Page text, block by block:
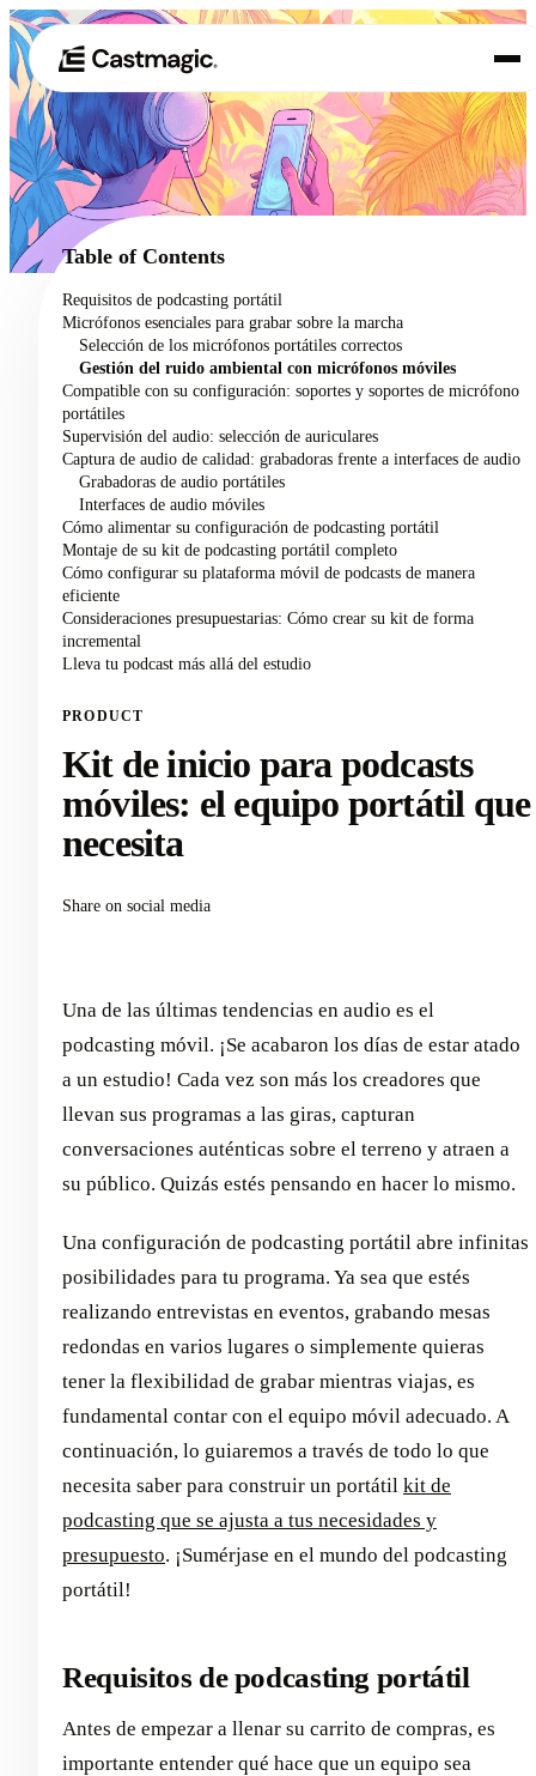
01 Producto
02 Casos de uso
Precios
Acerca de nosotros
Table of Contents
Requisitos de podcasting portátil
Micrófonos esenciales para grabar sobre la marcha
Selección de los micrófonos portátiles correctos
Gestión del ruido ambiental con micrófonos móviles
Compatible con su configuración: soportes y soportes de micrófono
portátiles
Supervisión del audio: selección de auriculares
Captura de audio de calidad: grabadoras frente a interfaces de audio
Grabadoras de audio portátiles
Interfaces de audio móviles
Cómo alimentar su configuración de podcasting portátil
Montaje de su kit de podcasting portátil completo
Cómo configurar su plataforma móvil de podcasts de manera
eficiente
Consideraciones presupuestarias: Cómo crear su kit de forma
incremental
Lleva tu podcast más allá del estudio
PRODUCT
Kit de inicio para podcasts
móviles: el equipo portátil que
necesita
Share on social media
Una de las últimas tendencias en audio es el
podcasting móvil. ¡Se acabaron los días de estar atado
a un estudio! Cada vez son más los creadores que
llevan sus programas a las giras, capturan
conversaciones auténticas sobre el terreno y atraen a
su público. Quizás estés pensando en hacer lo mismo.
Una configuración de podcasting portátil abre infinitas
posibilidades para tu programa. Ya sea que estés
realizando entrevistas en eventos, grabando mesas
redondas en varios lugares o simplemente quieras
tener la flexibilidad de grabar mientras viajas, es
fundamental contar con el equipo móvil adecuado. A
continuación, lo guiaremos a través de todo lo que
necesita saber para construir un portátil kit de
podcasting que se ajusta a tus necesidades y
presupuesto. ¡Sumérjase en el mundo del podcasting
portátil!
Requisitos de podcasting portátil
Antes de empezar a llenar su carrito de compras, es
importante entender qué hace que un equipo sea